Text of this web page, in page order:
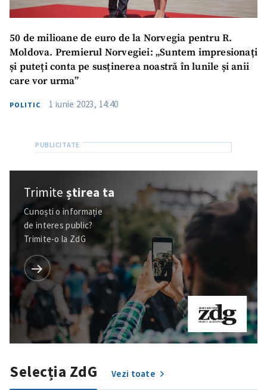
50 de milioane de euro de la Norvegia pentru R.
Moldova. Premierul Norvegiei: „Suntem impresionați
și puteți conta pe susținerea noastră în lunile și anii
care vor urma”
POLITIC 1 iunie 2023, 14:40
Trimiteștirea ta
Cunoști o informație
de interes public?
Trimite-o la ZdG
Selecția ZdG Vezi toate
ȘTIREA MEA
Titlu știre
+ Adaugă titlu
Fotografie
+ Încarcă imagine